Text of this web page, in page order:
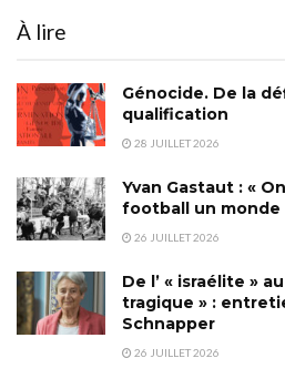
À lire
Génocide. De la
qualification
28 JUILLET 2026
Yvan Gastaut : «
football un monde
26 JUILLET 2026
De l’ « israélite »
tragique » :
Schnapper
26 JUILLET 2026